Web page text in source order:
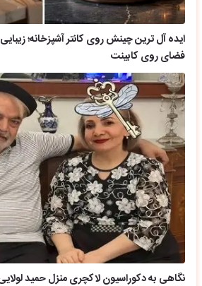
ایده آل ترین چینش روی کانتر آشپزخانه؛
فضای روی کابینت
نگاهی به دکوراسیون لاکچری منزل حمید